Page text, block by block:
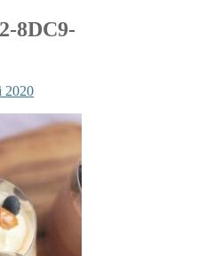
8DC9-
2020